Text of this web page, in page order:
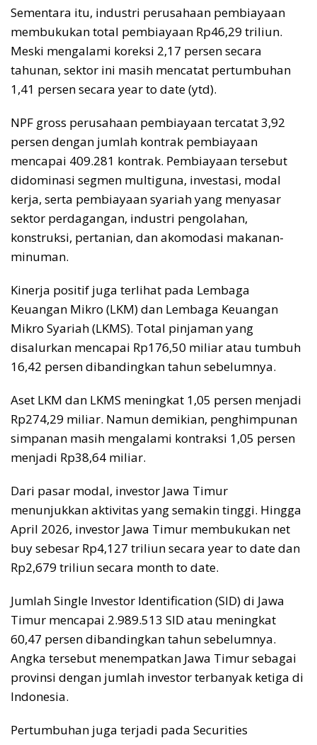
Sementara itu, industri perusahaan pembiayaan
membukukan total pembiayaan Rp46,29 triliun.
Meski mengalami koreksi 2,17 persen secara
tahunan, sektor ini masih mencatat pertumbuhan
1,41 persen secara year to date (ytd).
NPF gross perusahaan pembiayaan tercatat 3,92
persen dengan jumlah kontrak pembiayaan
mencapai 409.281 kontrak. Pembiayaan tersebut
didominasi segmen multiguna, investasi, modal
kerja, serta pembiayaan syariah yang menyasar
sektor perdagangan, industri pengolahan,
konstruksi, pertanian, dan akomodasi makanan-
minuman.
Kinerja positif juga terlihat pada Lembaga
Keuangan Mikro (LKM) dan Lembaga Keuangan
Mikro Syariah (LKMS). Total pinjaman yang
disalurkan mencapai Rp176,50 miliar atau tumbuh
16,42 persen dibandingkan tahun sebelumnya.
Aset LKM dan LKMS meningkat 1,05 persen menjadi
Rp274,29 miliar. Namun demikian, penghimpunan
simpanan masih mengalami kontraksi 1,05 persen
menjadi Rp38,64 miliar.
Dari pasar modal, investor Jawa Timur
menunjukkan aktivitas yang semakin tinggi. Hingga
April 2026, investor Jawa Timur membukukan net
buy sebesar Rp4,127 triliun secara year to date dan
Rp2,679 triliun secara month to date.
Jumlah Single Investor Identification (SID) di Jawa
Timur mencapai 2.989.513 SID atau meningkat
60,47 persen dibandingkan tahun sebelumnya.
Angka tersebut menempatkan Jawa Timur sebagai
provinsi dengan jumlah investor terbanyak ketiga di
Indonesia.
Pertumbuhan juga terjadi pada Securities